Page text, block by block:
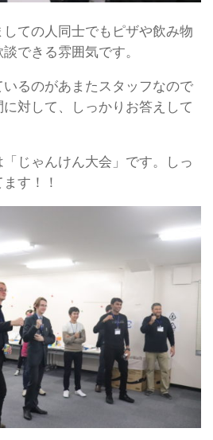
ての人同士でもピザや飲み物
できる雰囲気です。
るのがあまたスタッフなので
対して、しっかりお答えして
じゃんけん大会」です。しっ
す！！